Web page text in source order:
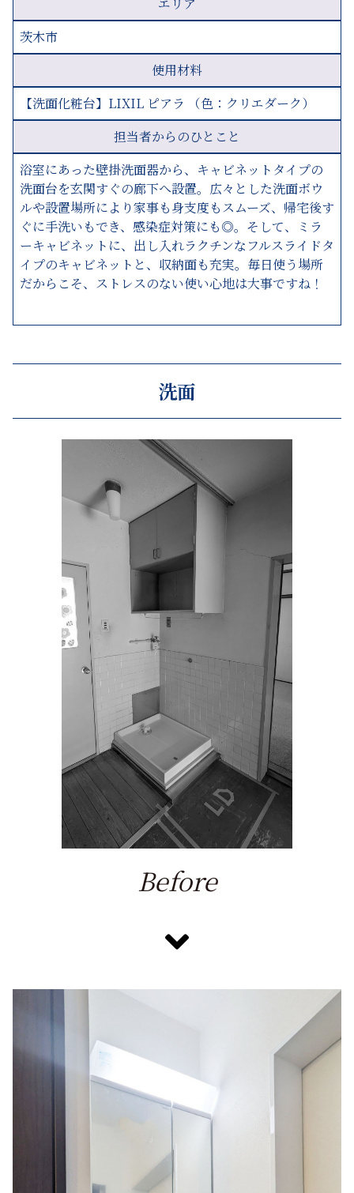
茨木市
使用材料
【洗面化粧台】LIXIL ピアラ （色：クリエダーク）
担当者からのひとこと
浴室にあった壁掛洗面器から、キャビネットタイプの
洗面台を玄関すぐの廊下へ設置。広々とした洗面ボウ
ルや設置場所により家事も身支度もスムーズ、帰宅後す
ぐに手洗いもでき、感染症対策にも◎。そして、ミラ
ーキャビネットに、出し入れラクチンなフルスライドタ
イプのキャビネットと、収納面も充実。毎日使う場所
だからこそ、ストレスのない使い心地は大事ですね！
洗面
Before